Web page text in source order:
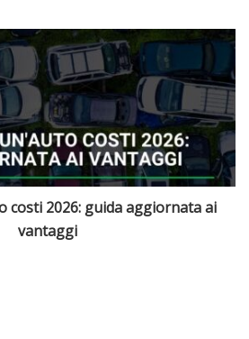
auto elettriche disponibili in Italia